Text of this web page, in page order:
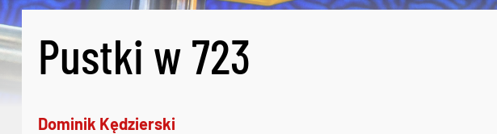
Pustki w 723
Dominik Kędzierski